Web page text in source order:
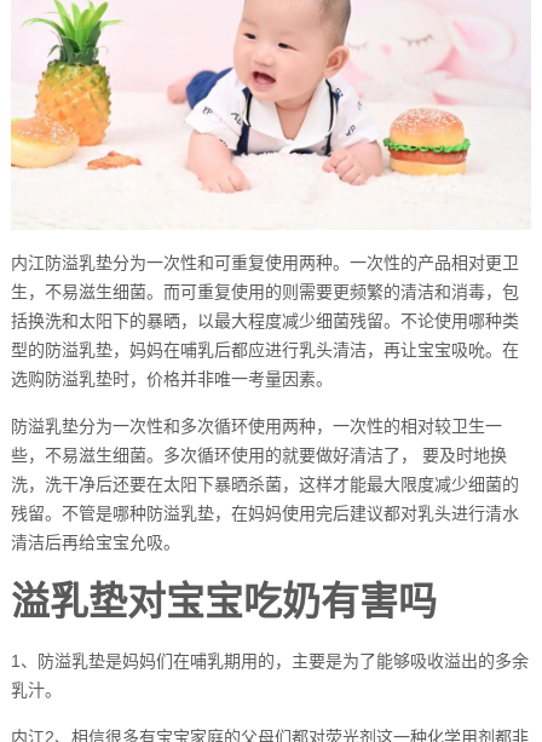
内江防溢乳垫分为一次性和可重复使用两种。一次性的产品相对更卫
生，不易滋生细菌。而可重复使用的则需要更频繁的清洁和消毒，包
括换洗和太阳下的暴晒，以最大程度减少细菌残留。不论使用哪种类
型的防溢乳垫，妈妈在哺乳后都应进行乳头清洁，再让宝宝吸吮。在
选购防溢乳垫时，价格并非唯一考量因素。
防溢乳垫分为一次性和多次循环使用两种，一次性的相对较卫生一
些，不易滋生细菌。多次循环使用的就要做好清洁了， 要及时地换
洗，洗干净后还要在太阳下暴晒杀菌，这样才能最大限度减少细菌的
残留。不管是哪种防溢乳垫，在妈妈使用完后建议都对乳头进行清水
清洁后再给宝宝允吸。
溢乳垫对宝宝吃奶有害吗
1、防溢乳垫是妈妈们在哺乳期用的，主要是为了能够吸收溢出的多余
乳汁。
内江2、相信很多有宝宝家庭的父母们都对荧光剂这一种化学用剂都非